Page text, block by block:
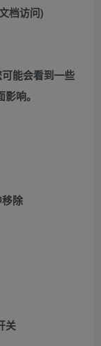
档访问)
能会看到一些
响。
除
关